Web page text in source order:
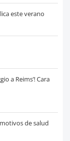
este verano
a Reims’! Cara
de salud